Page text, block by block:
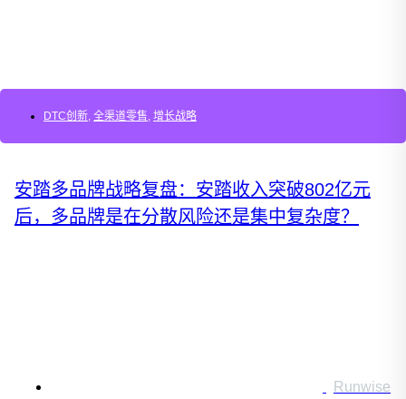
DTC创新, 全渠道零售, 增长战略
安踏多品牌战略复盘：安踏收入突破802亿元
后，多品牌是在分散风险还是集中复杂度？
Runwise